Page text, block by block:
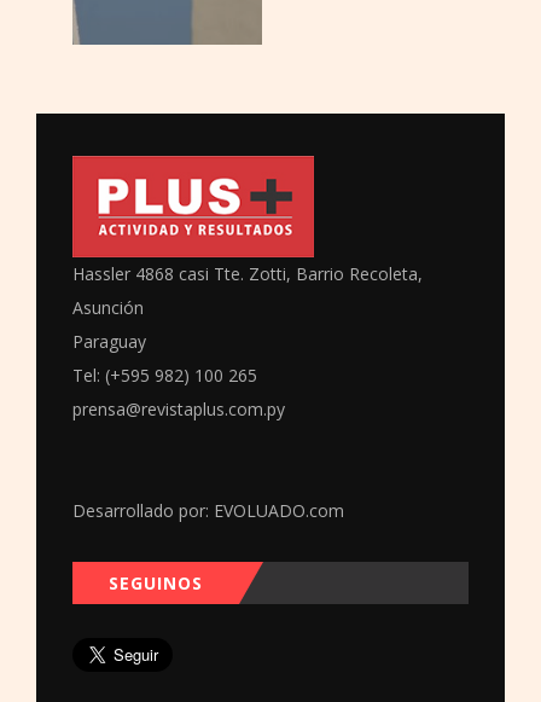
Hassler 4868 casi Tte. Zotti, Barrio Recoleta,
Asunción
Paraguay
Tel: (+595 982) 100 265
prensa@revistaplus.com.py
Desarrollado por: EVOLUADO.com
SEGUINOS